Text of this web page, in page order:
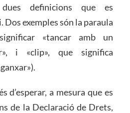
definicions que es
exemples són la paraula
«tancar amb un
i «clip», que significa
d’esperar, a mesura que es
de la Declaració de Drets,